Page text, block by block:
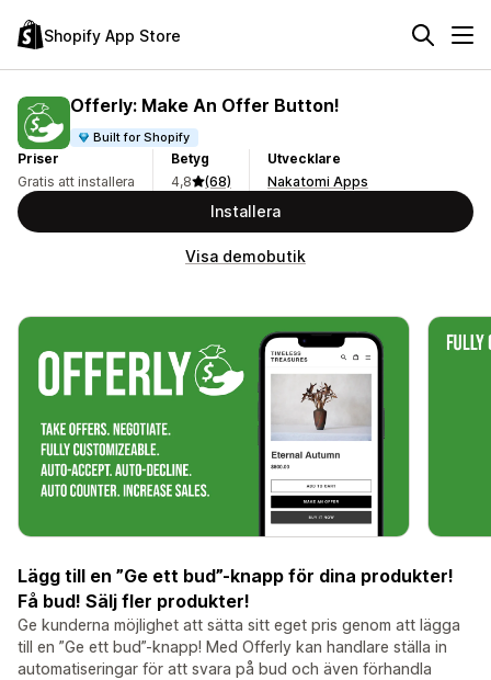
Shopify App Store
Offerly: Make An Offer Button!
Built for Shopify
Priser
Gratis att installera
Betyg
4,8
(68)
Utvecklare
Nakatomi Apps
Installera
Visa demobutik
Lägg till en ”Ge ett bud”-knapp för dina produkter!
Få bud! Sälj fler produkter!
Ge kunderna möjlighet att sätta sitt eget pris genom att lägga
till en ”Ge ett bud”-knapp! Med Offerly kan handlare ställa in
automatiseringar för att svara på bud och även förhandla